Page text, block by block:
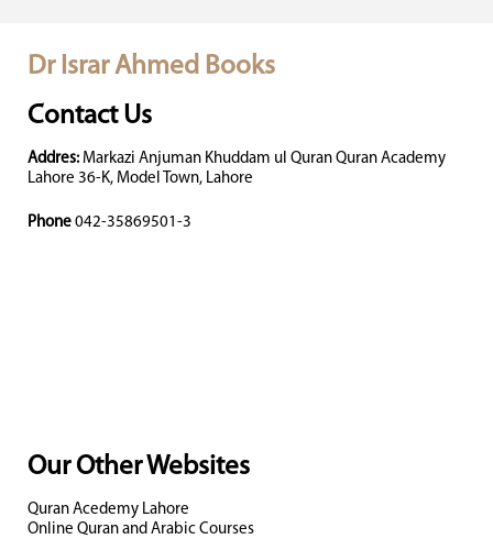
Dr Israr Ahmed Books
Contact Us
Addres: Markazi Anjuman Khuddam ul Quran Quran Academy
Lahore 36-K, Model Town, Lahore
Phone 042-35869501-3
Our Other Websites
Quran Acedemy Lahore
Online Quran and Arabic Courses